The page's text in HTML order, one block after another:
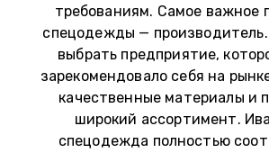
требованиям. Самое важное
спецодежды —
выбрать предприятие,
зарекомендовало себя на
качественные материалы и
широкий ассортимент.
спецодежда полностью